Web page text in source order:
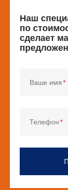
Наш
по
сделает
Ваше имя
Телефон